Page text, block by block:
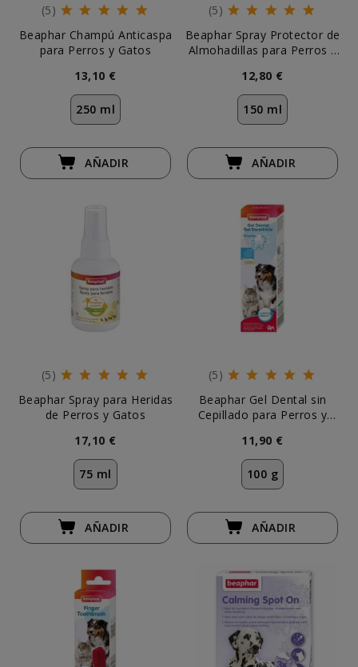
(5)
Beaphar Champú Anticaspa
para Perros y Gatos
13,10 €
250 ml
AÑADIR
(5)
Beaphar Spray Protector de
Almohadillas para Perros y
12,80 €
150 ml
AÑADIR
(5)
Beaphar Spray para Heridas
de Perros y Gatos
17,10 €
75 ml
AÑADIR
(5)
Beaphar Gel Dental sin
Cepillado para Perros y
11,90 €
100 g
AÑADIR